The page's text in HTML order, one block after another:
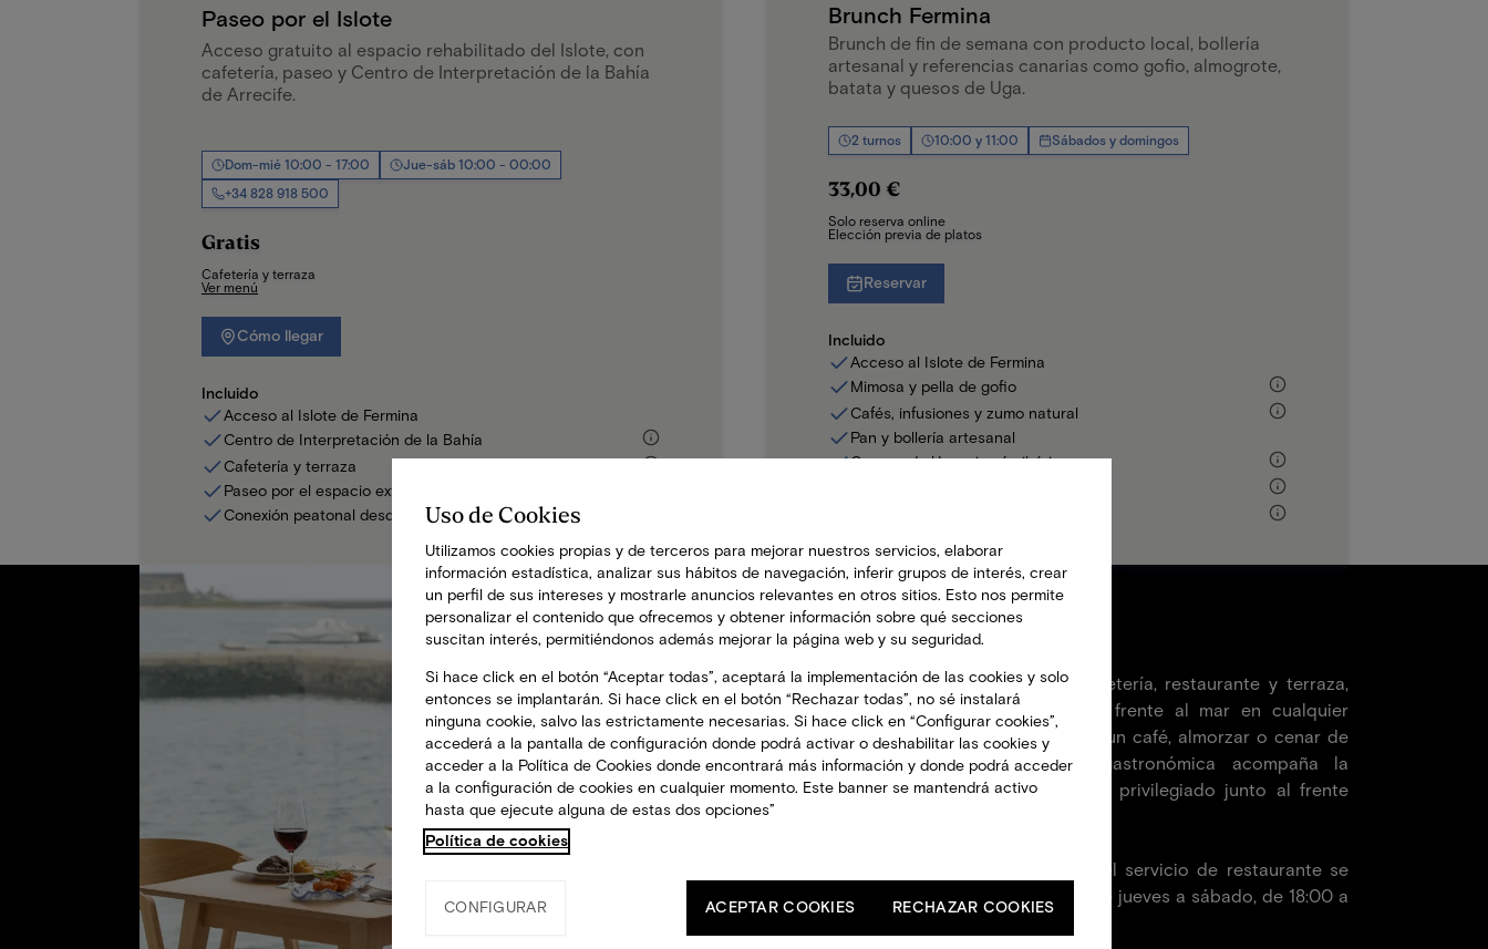
Paseo por el Islote
Acceso gratuito al espacio rehabilitado del Islote, con
cafetería, paseo y Centro de Interpretación de la Bahía
de Arrecife.
Dom-mié 10:00 - 17:00
Jue-sáb 10:00 - 00:00
+34 828 918 500
Gratis
Cafetería y terraza
Ver menú
Cómo llegar
Incluido
Acceso al Islote de Fermina
Centro de Interpretación de la Bahía
Cafetería y terraza
Paseo por el espacio exterior
Conexión peatonal desde Arrecife
Brunch Fermina
Brunch de fin de semana con producto local, bollería
artesanal y referencias canarias como gofio, almogrote,
batata y quesos de Uga.
2 turnos 10:00 y 11:00 Sábados y domingos
33,00 €
Solo reserva online
Elección previa de platos
Reservar
Incluido
Acceso al Islote de Fermina
Mimosa y pella de gofio
Cafés, infusiones y zumo natural
Pan y bollería artesanal
Quesos de Uga y jamón ibérico
SABORES FRENTE AL MAR
Restaurante Islote de Fermina
El Islote de Fermina cuenta con cafetería, restaurante y terraza,
invitando a disfrutar de una pausa frente al mar en cualquier
momento del día. Ya sea para tomar un café, almorzar o cenar de
jueves a sábado, su propuesta gastronómica acompaña la
experiencia del Islote en un entorno privilegiado junto al frente
La cafetería abre de 10:00 a 12:30, el servicio de restaurante se
ofrece de 12:30 a 16:00 y las cenas, de jueves a sábado, de 18:00 a
Uso de Cookies
Utilizamos cookies propias y de terceros para mejorar nuestros servicios, elaborar
información estadística, analizar sus hábitos de navegación, inferir grupos de interés, crear
un perfil de sus intereses y mostrarle anuncios relevantes en otros sitios. Esto nos permite
personalizar el contenido que ofrecemos y obtener información sobre qué secciones
suscitan interés, permitiéndonos además mejorar la página web y su seguridad.
Si hace click en el botón “Aceptar todas”, aceptará la implementación de las cookies y solo
entonces se implantarán. Si hace click en el botón “Rechazar todas”, no sé instalará
ninguna cookie, salvo las estrictamente necesarias. Si hace click en “Configurar cookies”,
accederá a la pantalla de configuración donde podrá activar o deshabilitar las cookies y
acceder a la Política de Cookies donde encontrará más información y donde podrá acceder
a la configuración de cookies en cualquier momento. Este banner se mantendrá activo
hasta que ejecute alguna de estas dos opciones”
Política de cookies
CONFIGURAR RECHAZAR COOKIES
ACEPTAR COOKIES